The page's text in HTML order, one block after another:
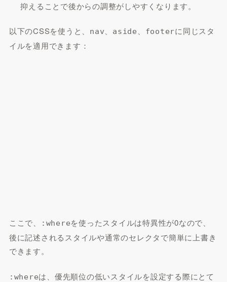
抑えることで後からの調整がしやすくなります。
以下のCSSを使うと、 nav aside footerに同じスタ
イルを適用できます：
ここで、 :whereを使ったスタイルは特異性が0なので、
後に記述されるスタイルや通常のセレクタで簡単に上書き
できます。
:whereは、優先順位の低いスタイルを設定する際にとて